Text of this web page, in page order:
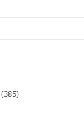
(385)